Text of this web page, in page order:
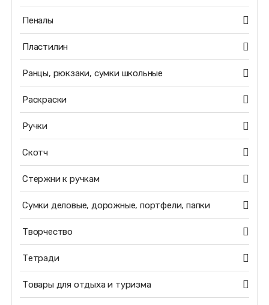
Пеналы
Пластилин
Ранцы, рюкзаки, сумки школьные
Раскраски
Ручки
Скотч
Стержни к ручкам
Сумки деловые, дорожные, портфели, папки
Творчество
Тетради
Товары для отдыха и туризма